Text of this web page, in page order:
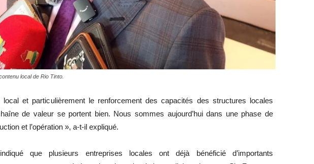
local de Rio Tinto.
et particulièrement le renforcement des capacités des structures locales
de valeur se portent bien. Nous sommes aujourd’hui dans une phase de
et l’opération », a-t-il expliqué.
que plusieurs entreprises locales ont déjà bénéficié d’importants